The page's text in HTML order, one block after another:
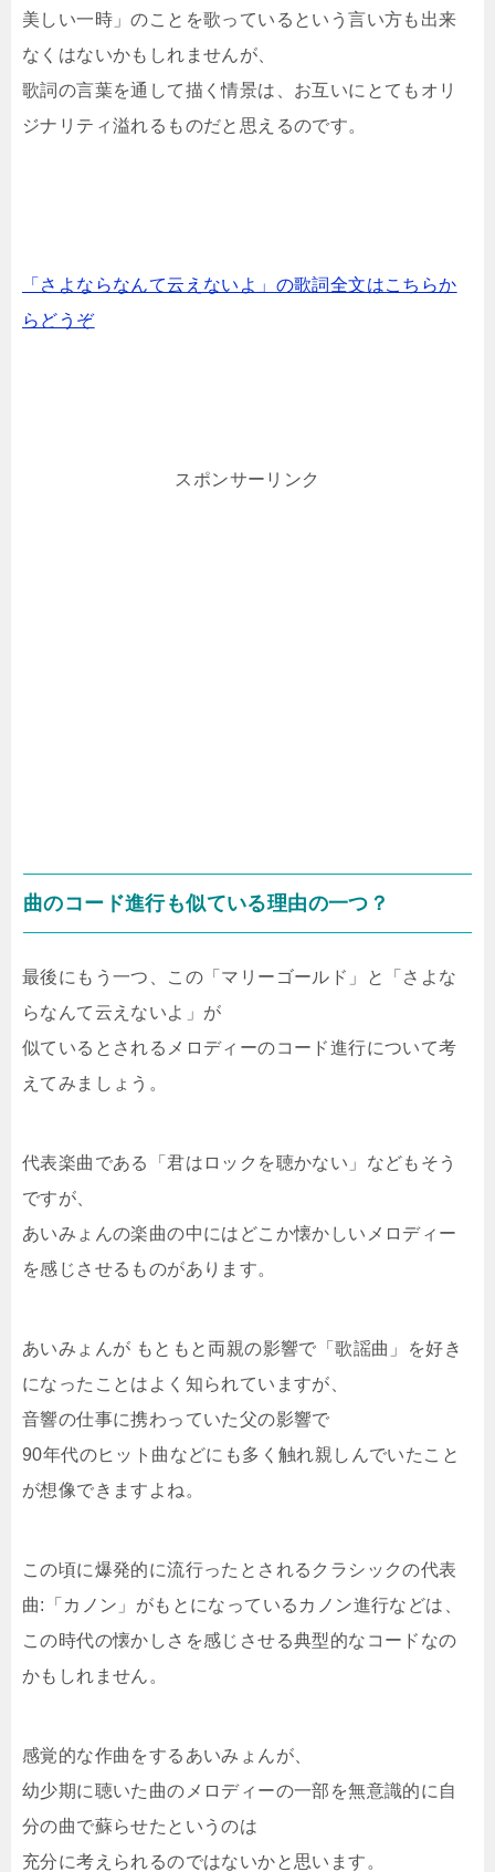
美しい一時」のことを歌っているという言い方も出来
なくはないかもしれませんが、
歌詞の言葉を通して描く情景は、お互いにとてもオリ
ジナリティ溢れるものだと思えるのです。
「さよならなんて云えないよ」の歌詞全文はこちらか
らどうぞ
スポンサーリンク
曲のコード進行も似ている理由の一つ？
最後にもう一つ、この「マリーゴールド」と「さよな
らなんて云えないよ」が
似ているとされるメロディーのコード進行について考
えてみましょう。
代表楽曲である「君はロックを聴かない」などもそう
ですが、
あいみょんの楽曲の中にはどこか懐かしいメロディー
を感じさせるものがあります。
あいみょんが もともと両親の影響で「歌謡曲」を好き
になったことはよく知られていますが、
音響の仕事に携わっていた父の影響で
90年代のヒット曲などにも多く触れ親しんでいたこと
が想像できますよね。
この頃に爆発的に流行ったとされるクラシックの代表
曲:「カノン」がもとになっているカノン進行などは、
この時代の懐かしさを感じさせる典型的なコードなの
かもしれません。
感覚的な作曲をするあいみょんが、
幼少期に聴いた曲のメロディーの一部を無意識的に自
分の曲で蘇らせたというのは
充分に考えられるのではないかと思います。